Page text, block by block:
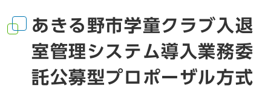
あきる野市学童クラブ入退
室管理システム導入業務委
託公募型プロポーザル方式